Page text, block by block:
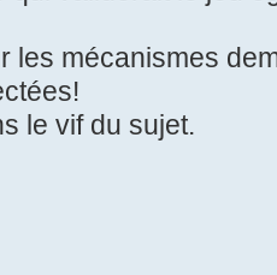
les mécanismes
le vif du sujet.